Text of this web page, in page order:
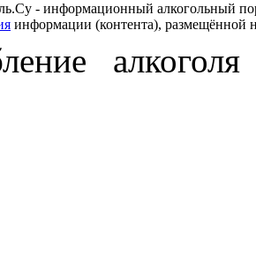
- информационный алкогольный
информации (контента), размещённой